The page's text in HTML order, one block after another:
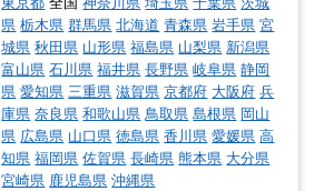
県 栃木県 群馬県 北海道 青森県 岩手県 宮
城県 秋田県 山形県 福島県 山梨県 新潟県
富山県 石川県 福井県 長野県 岐阜県 静岡
県 愛知県 三重県 滋賀県 京都府 大阪府 兵
庫県 奈良県 和歌山県 鳥取県 島根県 岡山
県 広島県 山口県 徳島県 香川県 愛媛県 高
知県 福岡県 佐賀県 長崎県 熊本県 大分県
宮崎県 鹿児島県 沖縄県